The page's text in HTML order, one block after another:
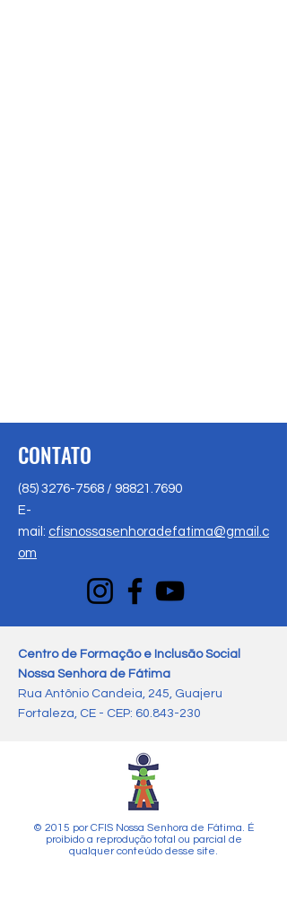
CONTATO
(85) 3276-7568 / 98821.7690
E-
mail: cfisnossasenhoradefatima@gmail.c
om
Centro de Formação e Inclusão Social
Nossa Senhora de Fátima
Rua Antônio Candeia, 245, Guajeru
Fortaleza, CE - CEP: 60.843-230
© 2015 por CFIS Nossa Senhora de Fátima. É
proibido a reprodução total ou parcial de
qualquer conteúdo desse site.